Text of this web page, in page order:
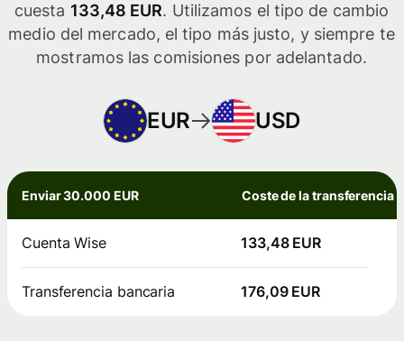
cuesta 133,48 EUR. Utilizamos el tipo de cambio
medio del mercado, el tipo más justo, y siempre te
mostramos las comisiones por adelantado.
EUR USD
Enviar 30.000 EUR Coste de la transferencia
Cuenta Wise 133,48 EUR
Transferencia bancaria 176,09 EUR